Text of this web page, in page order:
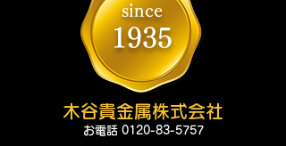
since
1935
木谷貴金属株式会社
お電話 0120-83-5757